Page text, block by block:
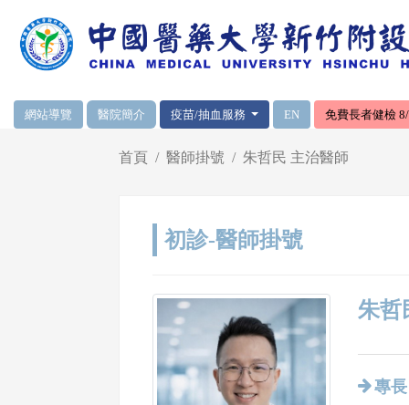
網頁頂端重要消息及連結
網站導覽 醫院簡介 疫苗/抽血服務 EN 免費長者健檢
首頁 醫師掛號 朱哲民 主治醫師
初診-醫師掛號
朱哲
專長